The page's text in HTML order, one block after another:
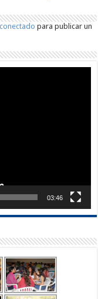
conectado para publicar un
03:46